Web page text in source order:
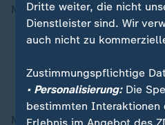
Modell noch nie funktioniert.
Italien hat abgelehnte
Scheitert Melonis
Merz sagte, man werde die
Dritte weiter, die nicht
Dienstleister sind. Wir
auch nicht zu
Zustimmungspflichtige
• Personalisierung:Die
bestimmten Interaktionen
Erlebnis im Angebot des